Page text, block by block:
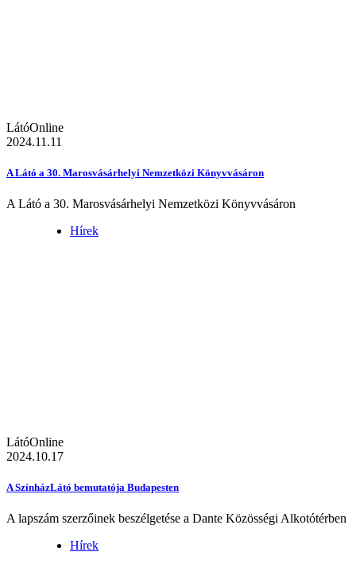
LátóOnline
2024.11.11
A Látó a 30. Marosvásárhelyi Nemzetközi Könyvvásáron
A Látó a 30. Marosvásárhelyi Nemzetközi Könyvvásáron
Hírek
LátóOnline
2024.10.17
A SzínházLátó bemutatója Budapesten
A lapszám szerzőinek beszélgetése a Dante Közösségi Alkotótérben
Hírek